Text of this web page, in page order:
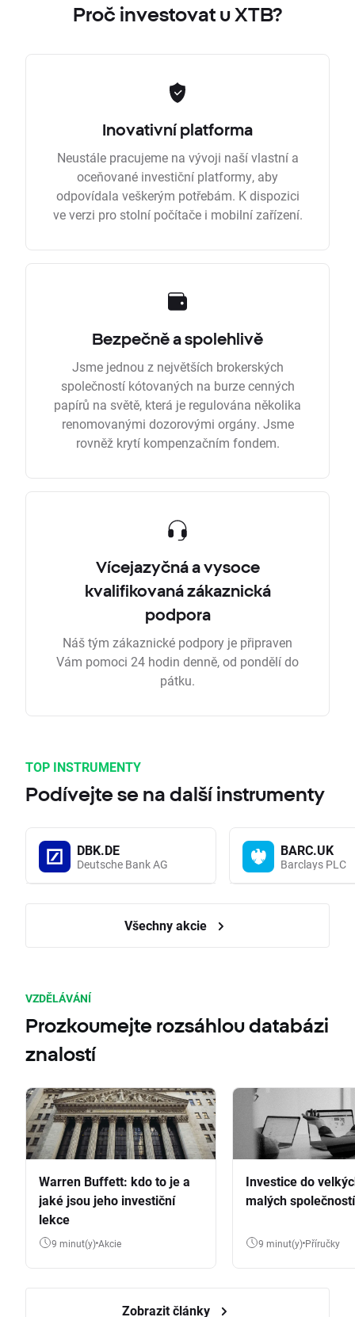
Proč investovat u XTB?
Inovativní platforma
Neustále pracujeme na vývoji naší vlastní a
oceňované investiční platformy, aby
odpovídala veškerým potřebám. K dispozici
ve verzi pro stolní počítače i mobilní zařízení.
Bezpečně a spolehlivě
Jsme jednou z největších brokerských
společností kótovaných na burze cenných
papírů na světě, která je regulována několika
renomovanými dozorovými orgány. Jsme
rovněž krytí kompenzačním fondem.
Vícejazyčná a vysoce
kvalifikovaná zákaznická
podpora
Náš tým zákaznické podpory je připraven
Vám pomoci 24 hodin denně, od pondělí do
pátku.
TOP INSTRUMENTY
Podívejte se na další instrumenty
DBK.DE
Deutsche Bank AG
BARC.UK
Barclays PLC
Všechny akcie
VZDĚLÁVÁNÍ
Prozkoumejte rozsáhlou databázi
znalostí
Warren Buffett: kdo to je a
jaké jsou jeho investiční
lekce
9 minut(y) Akcie
Investice do
malých společností
9 minut(y) Příručky
Zobrazit články